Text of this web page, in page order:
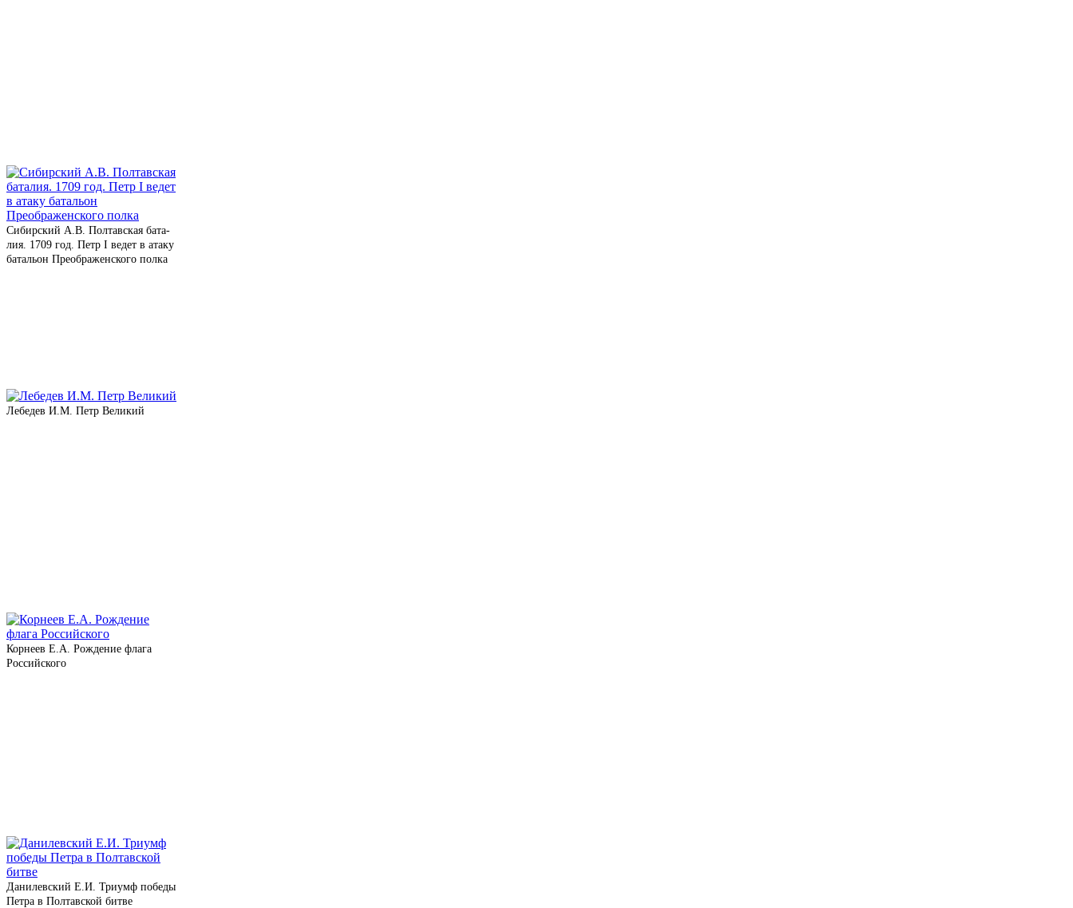
Сибирский А.В. Полтавская бата­
лия. 1709 год. Петр I ведет в ата­ку
бата­льон Преображенского полка
Лебедев И.М. Петр Великий
Корнеев Е.А. Рождение фла­га
Российского
Данилевский Е.И. Триумф побе­ды
Петра в Полтавской битве